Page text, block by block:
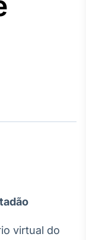
virtual do